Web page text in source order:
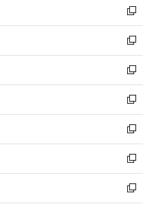
く
で
開
く
ド
ウ
で
開
く
ィ
ン
ド
ウ
で
開
く
新
し
い
ウ
ィ
ン
ド
ウ
で
開
く
新
し
い
ウ
ィ
ン
ド
ウ
で
開
く
新
し
い
ウ
ィ
ン
ド
ウ
で
新
し
い
ウ
ィ
ン
ド
新
し
い
ウ
ィ
新
し
い
新